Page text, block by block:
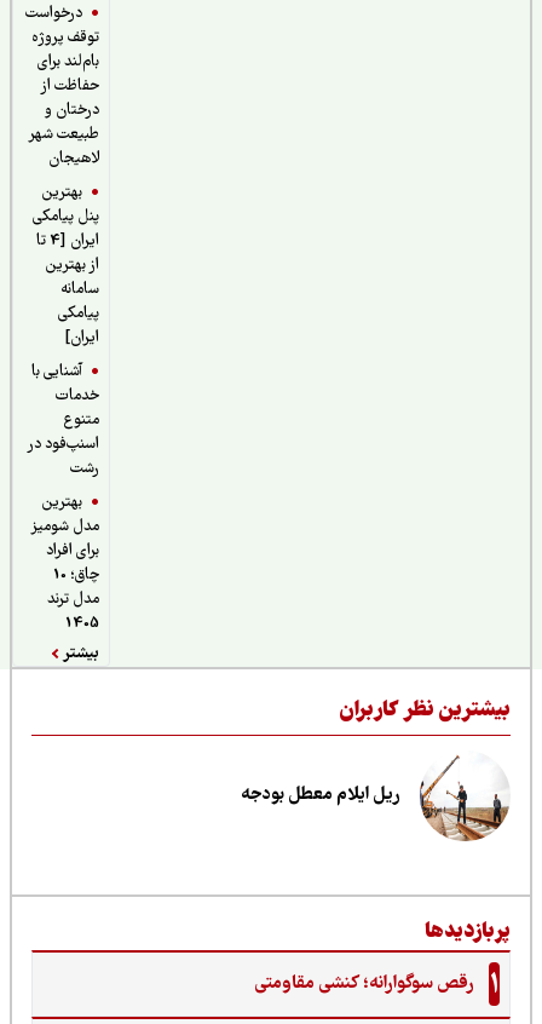
درخواست
توقف پروژه
بام‌لند برای
حفاظت از
درختان و
طبیعت شهر
لاهیجان
بهترین
پنل پیامکی
ایران [4 تا
از بهترین
سامانه
پیامکی
آشنایی با
خدمات
اسنپ‌فود در
بهترین
مدل شومیز
برای افراد
چاق؛ 10
مدل ترند
نظر کاربران
ریل ایلام معطل بودجه
رقص سوگوارانه؛ کنشی مقاومتی